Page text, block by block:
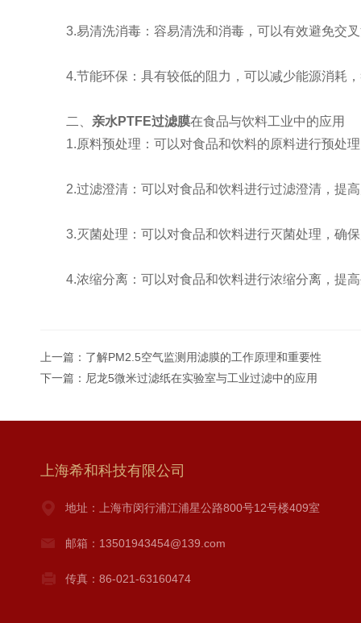
3.易清洗消毒：容易清洗和消毒，可以有效避免交叉
4.节能环保：具有较低的阻力，可以减少能源消耗，
二、 亲水PTFE过滤膜在食品与饮料工业中的应用
1.原料预处理：可以对食品和饮料的原料进行预处理
2.过滤澄清：可以对食品和饮料进行过滤澄清，提高
3.灭菌处理：可以对食品和饮料进行灭菌处理，确保
4.浓缩分离：可以对食品和饮料进行浓缩分离，提高
上一篇： 了解PM2.5空气监测用滤膜的工作原理和重要性
下一篇： 尼龙5微米过滤纸在实验室与工业过滤中的应用
上海希和科技有限公司
地址：上海市闵行浦江浦星公路800号12号楼409室
邮箱：13501943454@139.com
传真：86-021-63160474